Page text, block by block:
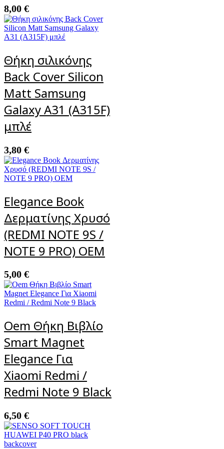
8,00 €
Θήκη σιλικόνης
Back Cover Silicon
Matt Samsung
Galaxy A31 (A315F)
μπλέ
3,80 €
Elegance Book
Δερματίνης Χρυσό
(REDMI NOTE 9S /
NOTE 9 PRO) OEM
5,00 €
Oem Θήκη Βιβλίο
Smart Magnet
Elegance Για
Xiaomi Redmi /
Redmi Note 9 Black
6,50 €